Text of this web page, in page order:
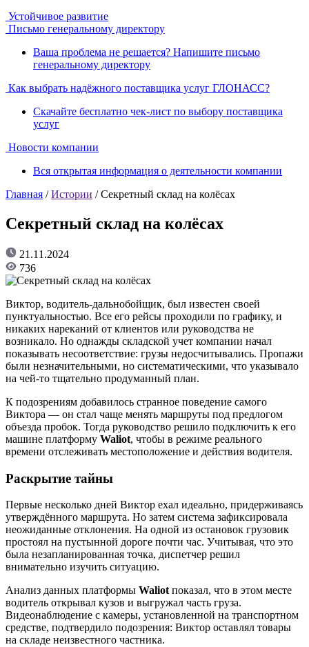
Устойчивое развитие
Письмо генеральному директору
Ваша проблема не решается? Напишите письмо
генеральному директору
Как выбрать надёжного поставщика услуг ГЛОНАСС?
Скачайте бесплатно чек-лист по выбору поставщика
услуг
Новости компании
Вся открытая информация о деятельности компании
Главная /Истории / Секретный склад на колёсах
Секретный склад на колёсах
21.11.2024
736
Виктор, водитель-дальнобойщик, был известен своей
пунктуальностью. Все его рейсы проходили по графику, и
никаких нареканий от клиентов или руководства не
возникало. Но однажды складской учет компании начал
показывать несоответствие: грузы недосчитывались. Пропажи
были незначительными, но систематическими, что указывало
на чей-то тщательно продуманный план.
К подозрениям добавилось странное поведение самого
Виктора — он стал чаще менять маршруты под предлогом
объезда пробок. Тогда руководство решило подключить к его
машине платформу Waliot, чтобы в режиме реального
времени отслеживать местоположение и действия водителя.
Раскрытие тайны
Первые несколько дней Виктор ехал идеально, придерживаясь
утверждённого маршрута. Но затем система зафиксировала
неожиданные отклонения. На одной из остановок грузовик
простоял на пустынной дороге почти час. Учитывая, что это
была незапланированная точка, диспетчер решил
внимательно изучить ситуацию.
Анализ данных платформы Waliot показал, что в этом месте
водитель открывал кузов и выгружал часть груза.
Видеонаблюдение с камеры, установленной на транспортном
средстве, подтвердило подозрения: Виктор оставлял товары
на складе неизвестного частника.